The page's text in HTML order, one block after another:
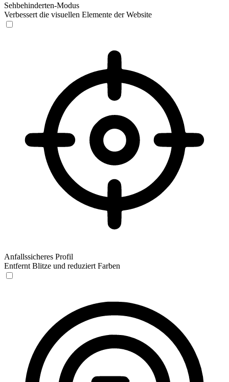
Sehbehinderten-Modus
Verbessert die visuellen Elemente der Website
Anfallssicheres Profil
Entfernt Blitze und reduziert Farben